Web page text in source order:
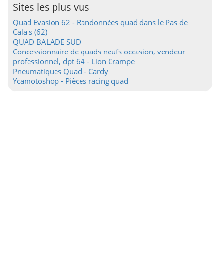
Sites les plus vus
Quad Evasion 62 - Randonnées quad dans le Pas de
Calais (62)
QUAD BALADE SUD
Concessionnaire de quads neufs occasion, vendeur
professionnel, dpt 64 - Lion Crampe
Pneumatiques Quad - Cardy
Ycamotoshop - Pièces racing quad